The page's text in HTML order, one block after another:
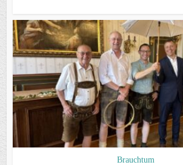
Brauchtum